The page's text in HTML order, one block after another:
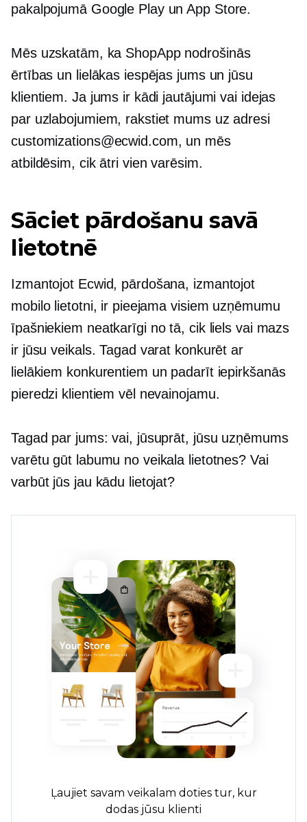
pakalpojumā Google Play un App Store.
Mēs uzskatām, ka ShopApp nodrošinās
ērtības un lielākas iespējas jums un jūsu
klientiem. Ja jums ir kādi jautājumi vai idejas
par uzlabojumiem, rakstiet mums uz adresi
customizations@ecwid.com, un mēs
atbildēsim, cik ātri vien varēsim.
Sāciet pārdošanu savā
lietotnē
Izmantojot Ecwid, pārdošana, izmantojot
mobilo lietotni, ir pieejama visiem uzņēmumu
īpašniekiem neatkarīgi no tā, cik liels vai mazs
ir jūsu veikals. Tagad varat konkurēt ar
lielākiem konkurentiem un padarīt iepirkšanās
pieredzi klientiem vēl nevainojamu.
Tagad par jums: vai, jūsuprāt, jūsu uzņēmums
varētu gūt labumu no veikala lietotnes? Vai
varbūt jūs jau kādu lietojat?
Ļaujiet savam veikalam doties tur, kur
dodas jūsu klienti